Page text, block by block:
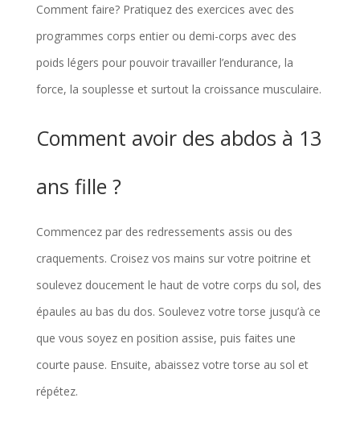
Comment faire? Pratiquez des exercices avec des
programmes corps entier ou demi-corps avec des
poids légers pour pouvoir travailler l’endurance, la
force, la souplesse et surtout la croissance musculaire.
Comment avoir des abdos à 13
ans fille ?
Commencez par des redressements assis ou des
craquements. Croisez vos mains sur votre poitrine et
soulevez doucement le haut de votre corps du sol, des
épaules au bas du dos. Soulevez votre torse jusqu’à ce
que vous soyez en position assise, puis faites une
courte pause. Ensuite, abaissez votre torse au sol et
répétez.